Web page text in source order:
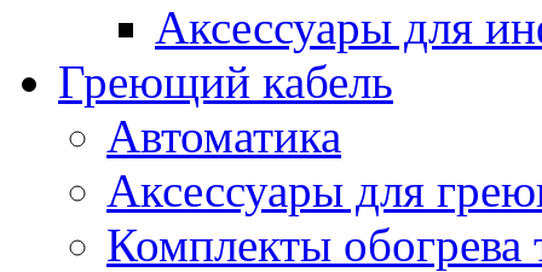
Аксессуары для
Греющий кабель
Автоматика
Аксессуары для
Комплекты обогрева